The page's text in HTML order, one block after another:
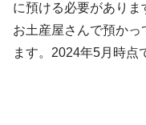
に預ける必要があり
お土産屋さんで預かっ
ます。2024年5月時点